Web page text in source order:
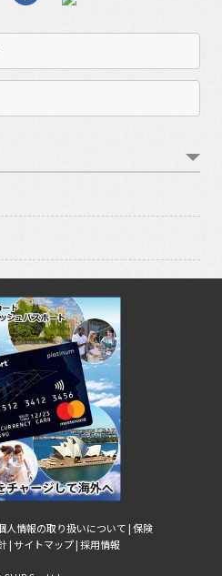
人情報の取り扱いについて |保険
|サイトマップ |採用情報